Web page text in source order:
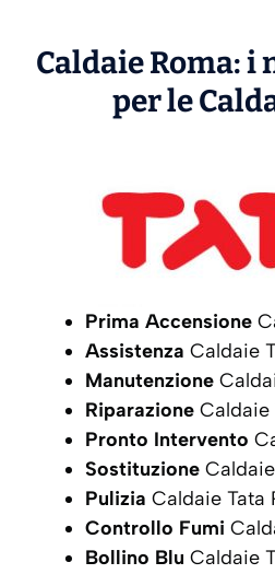
Caldaie Roma:
per le
Prima Accensione
Assistenza Caldaie
Manutenzione
Riparazione Caldaie
Pronto Intervento
Sostituzione
Pulizia Caldaie Tata
Controllo Fumi
Bollino Blu Caldaie